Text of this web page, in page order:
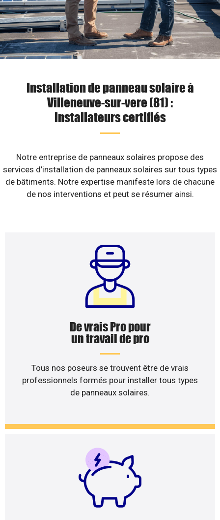
Installation de panneau solaire à
Villeneuve-sur-vere (81) :
installateurs certifiés
Notre entreprise de panneaux solaires propose des
services d’installation de panneaux solaires sur tous types
de bâtiments. Notre expertise manifeste lors de chacune
de nos interventions et peut se résumer ainsi.
De vrais Pro pour
un travail de pro
Tous nos poseurs se trouvent être de vrais
professionnels formés pour installer tous types
de panneaux solaires.